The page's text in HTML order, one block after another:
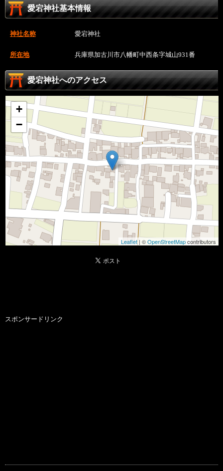
愛宕神社基本情報
神社名称 愛宕神社
所在地 兵庫県加古川市八幡町中西条字城山931番
愛宕神社へのアクセス
+
−
Leaflet| ©OpenStreetMapcontributors
スポンサードリンク